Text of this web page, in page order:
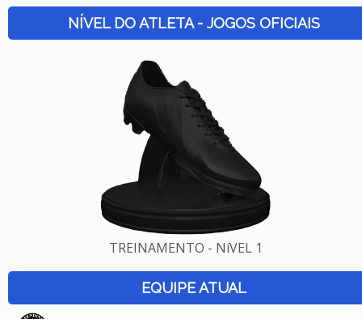
NÍVEL DO ATLETA - JOGOS OFICIAIS
TREINAMENTO - NíVEL 1
EQUIPE ATUAL